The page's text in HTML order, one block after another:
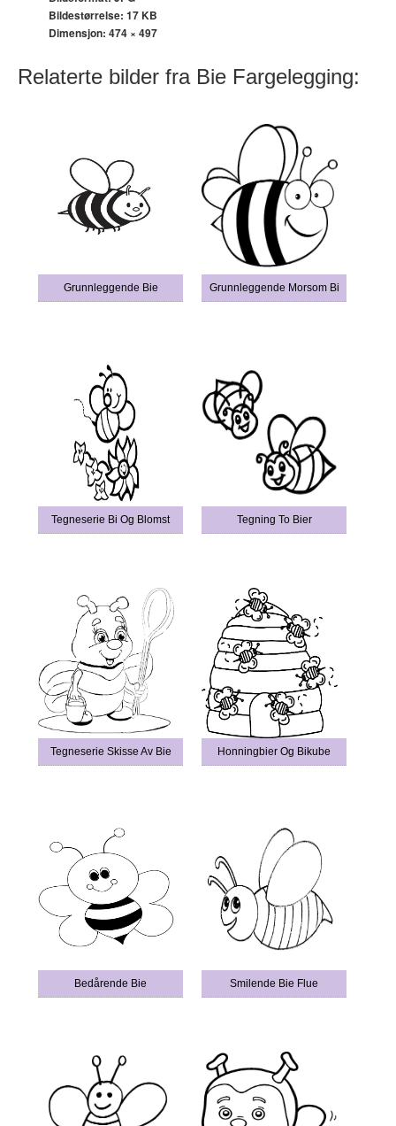
Bildestørrelse: 17 KB
Dimensjon: 474 × 497
Relaterte bilder fra Bie Fargelegging:
Grunnleggende Bie Grunnleggende Morsom Bi
Tegneserie Bi Og Blomst Tegning To Bier
Tegneserie Skisse Av Bie Honningbier Og Bikube
Bedårende Bie Smilende Bie Flue